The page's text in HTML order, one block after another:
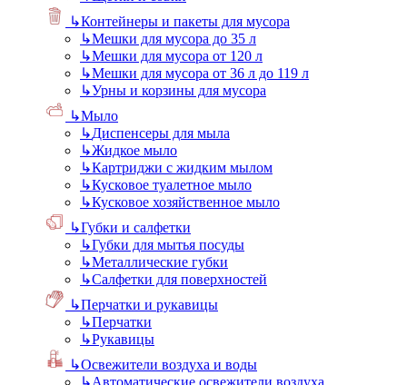
↳Контейнеры и пакеты для мусора
↳Мешки для мусора до 35 л
↳Мешки для мусора от 120 л
↳Мешки для мусора от 36 л до 119 л
↳Урны и корзины для мусора
↳Мыло
↳Диспенсеры для мыла
↳Жидкое мыло
↳Картриджи с жидким мылом
↳Кусковое туалетное мыло
↳Кусковое хозяйственное мыло
↳Губки и салфетки
↳Губки для мытья посуды
↳Металлические губки
↳Салфетки для поверхностей
↳Перчатки и рукавицы
↳Перчатки
↳Рукавицы
↳Освежители воздуха и воды
↳ Автоматические освежители воздуха